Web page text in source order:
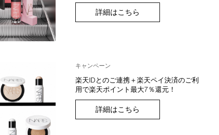
詳細はこちら
キャンペーン
楽天IDとのご連携＋楽天ペイ決済のご利
用で楽天ポイント最大7％還元！
詳細はこちら